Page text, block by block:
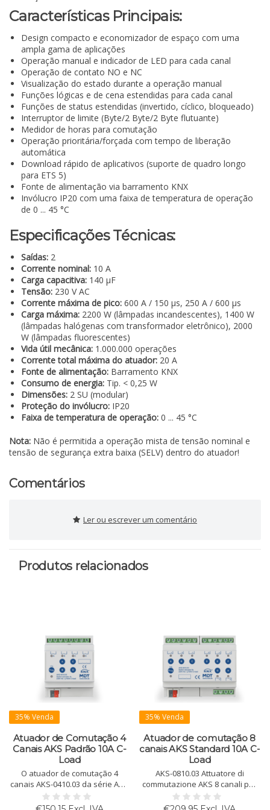
Características Principais:
Design compacto e economizador de espaço com uma
ampla gama de aplicações
Operação manual e indicador de LED para cada canal
Operação de contato NO e NC
Visualização do estado durante a operação manual
Funções lógicas e de cena estendidas para cada canal
Funções de status estendidas (invertido, cíclico, bloqueado)
Interruptor de limite (Byte/2 Byte/2 Byte flutuante)
Medidor de horas para comutação
Operação prioritária/forçada com tempo de liberação
automática
Download rápido de aplicativos (suporte de quadro longo
para ETS 5)
Fonte de alimentação via barramento KNX
Invólucro IP20 com uma faixa de temperatura de operação
de 0 ... 45 °C
Especificações Técnicas:
Saídas: 2
Corrente nominal: 10 A
Carga capacitiva: 140 µF
Tensão: 230 V AC
Corrente máxima de pico: 600 A / 150 µs, 250 A / 600 µs
Carga máxima: 2200 W (lâmpadas incandescentes), 1400 W
(lâmpadas halógenas com transformador eletrônico), 2000
W (lâmpadas fluorescentes)
Vida útil mecânica: 1.000.000 operações
Corrente total máxima do atuador: 20 A
Fonte de alimentação: Barramento KNX
Consumo de energia: Tip. < 0,25 W
Dimensões: 2 SU (modular)
Proteção do invólucro: IP20
Faixa de temperatura de operação: 0 ... 45 °C
Nota: Não é permitida a operação mista de tensão nominal e
tensão de segurança extra baixa (SELV) dentro do atuador!
Comentários
Ler ou escrever um comentário
Produtos relacionados
35% Venda
Atuador de Comutação 4
Canais AKS Padrão 10A C-
Load
O atuador de comutação 4
canais AKS-0410.03 da série AKS
suporta 10A, 140 µF C-load,
oferecendo funções lógicas
35% Venda
Atuador de comutação 8
canais AKS Standard 10A C-
Load
AKS-0810.03 Attuatore di
commutazione AKS 8 canali per
applicazioni standard. Supporta
carichi di 10A con 140 µF C-Load.